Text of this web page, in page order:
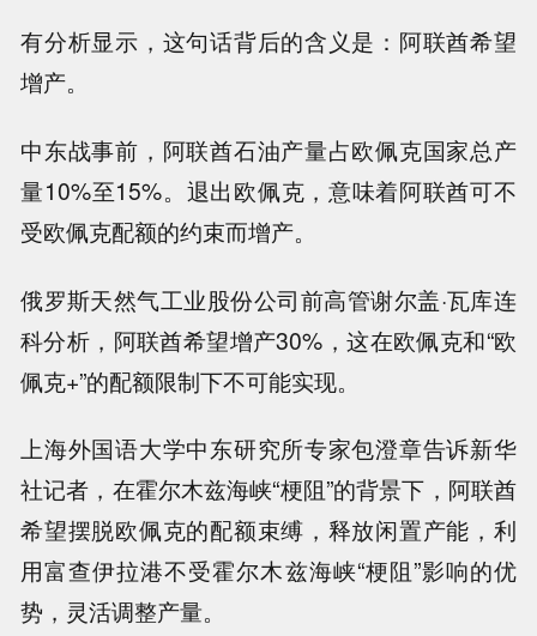
有分析显示，这句话背后的含义是：阿联酋希望
增产。
中东战事前，阿联酋石油产量占欧佩克国家总产
量10%至15%。退出欧佩克，意味着阿联酋可不
受欧佩克配额的约束而增产。
俄罗斯天然气工业股份公司前高管谢尔盖·瓦库连
科分析，阿联酋希望增产30%，这在欧佩克和“欧
佩克+”的配额限制下不可能实现。
上海外国语大学中东研究所专家包澄章告诉新华
社记者，在霍尔木兹海峡“梗阻”的背景下，阿联酋
希望摆脱欧佩克的配额束缚，释放闲置产能，利
用富查伊拉港不受霍尔木兹海峡“梗阻”影响的优
势，灵活调整产量。